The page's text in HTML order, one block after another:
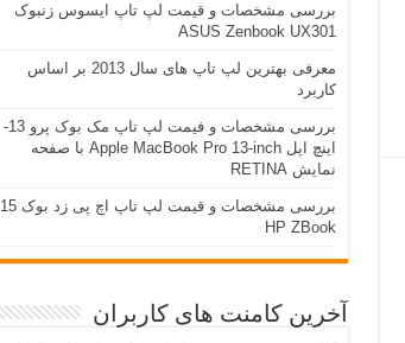
بررسی مشخصات و قیمت لپ تاپ ایسوس زنبوک
ASUS Zenbook UX301
معرفی بهترین لپ تاپ های سال 2013 بر اساس
کاربرد
بررسی مشخصات و فیمت لپ تاپ مک بوک پرو 13-
اینچ اپل Apple MacBook Pro 13-inch با صفحه
نمایش RETINA
بررسی مشخصات و قیمت لپ تاپ اچ پی زد بوک 15
HP ZBook
آخرین کامنت های کاربران